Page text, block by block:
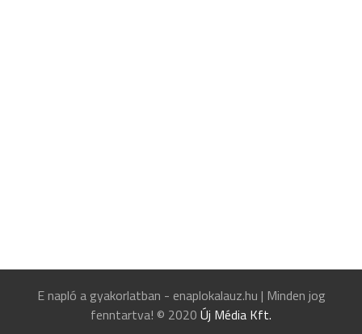
E napló a gyakorlatban - enaplokalauz.hu | Minden jog
fenntartva! © 2020 Új Média Kft.